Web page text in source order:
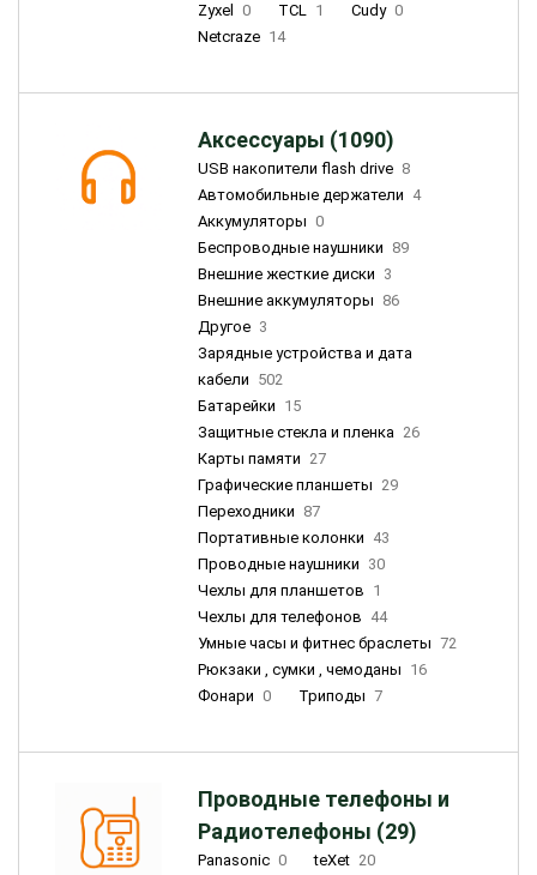
Zyxel
0 TCL 1 Cudy 0
Netcraze 14
Аксессуары (1090)
USB накопители flash drive 8
Автомобильные держатели 4
Аккумуляторы 0
Беспроводные наушники 89
Внешние жесткие диски 3
Внешние аккумуляторы 86
Другое 3
Зарядные устройства и дата
кабели 502
Батарейки 15
Защитные стекла и пленка 26
Карты памяти 27
Графические планшеты 29
Переходники 87
Портативные колонки 43
Проводные наушники 30
Чехлы для планшетов 1
Чехлы для телефонов 44
Умные часы и фитнес браслеты 72
Рюкзаки , сумки , чемоданы 16
Фонари 0 Триподы 7
Проводные телефоны и
Радиотелефоны (29)
Panasonic 0 teXet 20